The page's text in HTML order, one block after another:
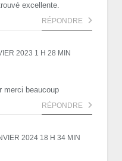
excellente.
RÉPONDRE
2023 1 H 28 MIN
merci beaucoup
RÉPONDRE
2024 18 H 34 MIN